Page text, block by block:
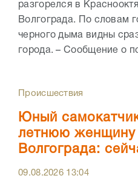
разгорелся в
Волгограда. По словам
черного дыма видны
города. – Сообщение о
Происшествия
Юный
летнюю женщину
Волгограда:
09.08.2026 13:04